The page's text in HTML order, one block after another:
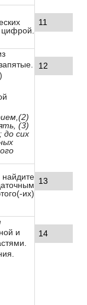
цифрой.
11
(3)
до сих
12
их)
13
и
14